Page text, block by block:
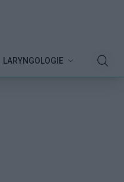
LARYNGOLOGIE